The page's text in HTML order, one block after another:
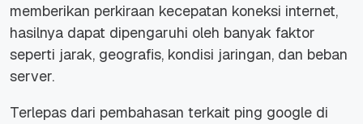
memberikan perkiraan kecepatan koneksi internet,
hasilnya dapat dipengaruhi oleh banyak faktor
seperti jarak, geografis, kondisi jaringan, dan beban
server.
Terlepas dari pembahasan terkait ping google di